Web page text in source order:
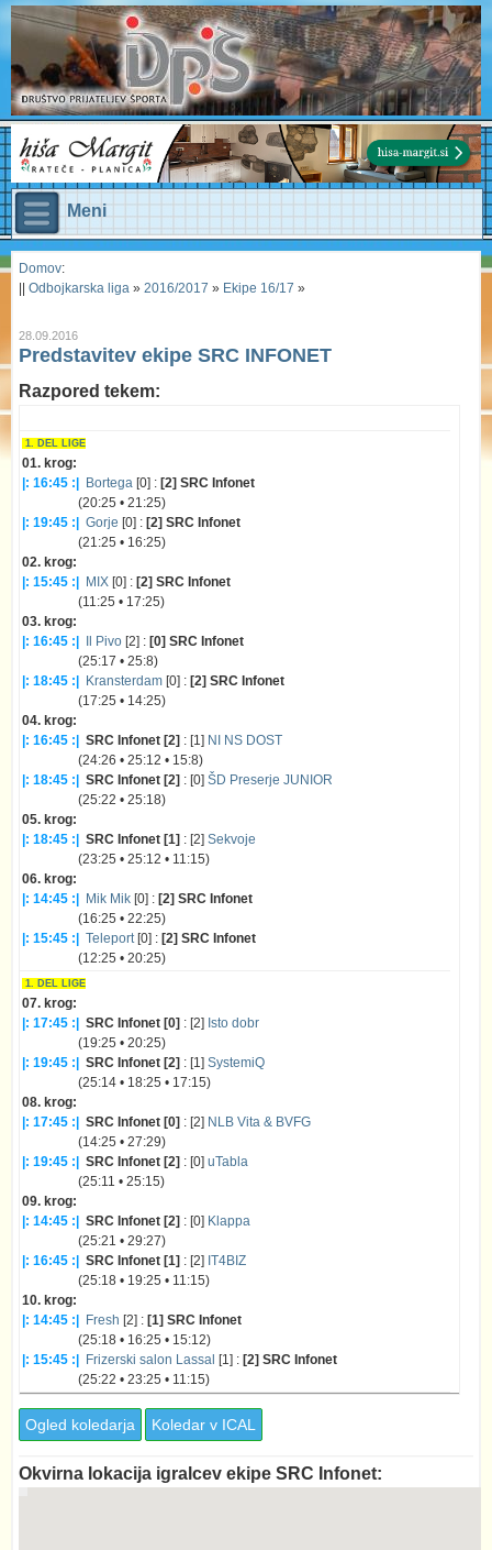
Meni
Domov:
Odbojkarska liga » 2016/2017 » Ekipe 16/17 »
28.09.2016
Predstavitev ekipe SRC INFONET
Razpored tekem:
1. DEL LIGE
01. krog:
|: 16:45 :| Bortega [0] : [2] SRC Infonet
(20:25 • 21:25)
|: 19:45 :| Gorje [0] : [2] SRC Infonet
(21:25 • 16:25)
02. krog:
|: 15:45 :| MIX [0] : [2] SRC Infonet
(11:25 • 17:25)
03. krog:
|: 16:45 :| Il Pivo [2] : [0] SRC Infonet
(25:17 • 25:8)
|: 18:45 :| Kransterdam [0] : [2] SRC Infonet
(17:25 • 14:25)
04. krog:
|: 16:45 :| SRC Infonet [2] : [1] NI NS DOST
(24:26 • 25:12 • 15:8)
|: 18:45 :| SRC Infonet [2] : [0] ŠD Preserje JUNIOR
(25:22 • 25:18)
05. krog:
|: 18:45 :| SRC Infonet [1] : [2] Sekvoje
(23:25 • 25:12 • 11:15)
06. krog:
|: 14:45 :| Mik Mik [0] : [2] SRC Infonet
(16:25 • 22:25)
|: 15:45 :| Teleport [0] : [2] SRC Infonet
(12:25 • 20:25)
1. DEL LIGE
07. krog:
|: 17:45 :| SRC Infonet [0] : [2] Isto dobr
(19:25 • 20:25)
|: 19:45 :| SRC Infonet [2] : [1] SystemiQ
(25:14 • 18:25 • 17:15)
08. krog:
|: 17:45 :| SRC Infonet [0] : [2] NLB Vita & BVFG
(14:25 • 27:29)
|: 19:45 :| SRC Infonet [2] : [0] uTabla
(25:11 • 25:15)
09. krog:
|: 14:45 :| SRC Infonet [2] : [0] Klappa
(25:21 • 29:27)
|: 16:45 :| SRC Infonet [1] : [2] IT4BIZ
(25:18 • 19:25 • 11:15)
10. krog:
|: 14:45 :| Fresh [2] : [1] SRC Infonet
(25:18 • 16:25 • 15:12)
|: 15:45 :| Frizerski salon Lassal [1] : [2] SRC Infonet
(25:22 • 23:25 • 11:15)
Ogled koledarja Koledar v ICAL
Okvirna lokacija igralcev ekipe SRC Infonet: